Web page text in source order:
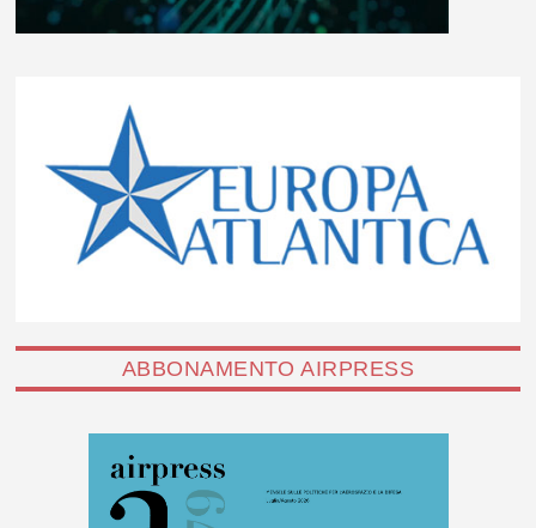
ABBONAMENTO AIRPRESS